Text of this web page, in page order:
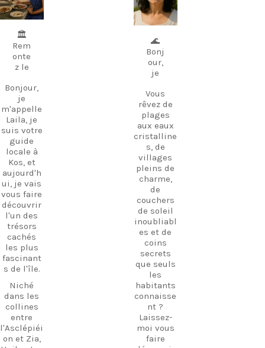
5 juillet
🏛️
Rem
onte
z le
Bonjour,
je
m'appelle
Laila, je
suis votre
guide
locale à
Kos, et
aujourd'h
ui, je vais
vous faire
découvrir
l'un des
trésors
cachés
les plus
fascinant
s de l'île.
Niché
dans les
collines
entre
l'Asclépiéi
on et Zia,
25 juin
🌊
Bonj
our,
je
Vous
rêvez de
plages
aux eaux
cristalline
s, de
villages
pleins de
charme,
de
couchers
de soleil
inoubliabl
es et de
coins
secrets
que seuls
les
habitants
connaisse
nt ?
Laissez-
moi vous
faire